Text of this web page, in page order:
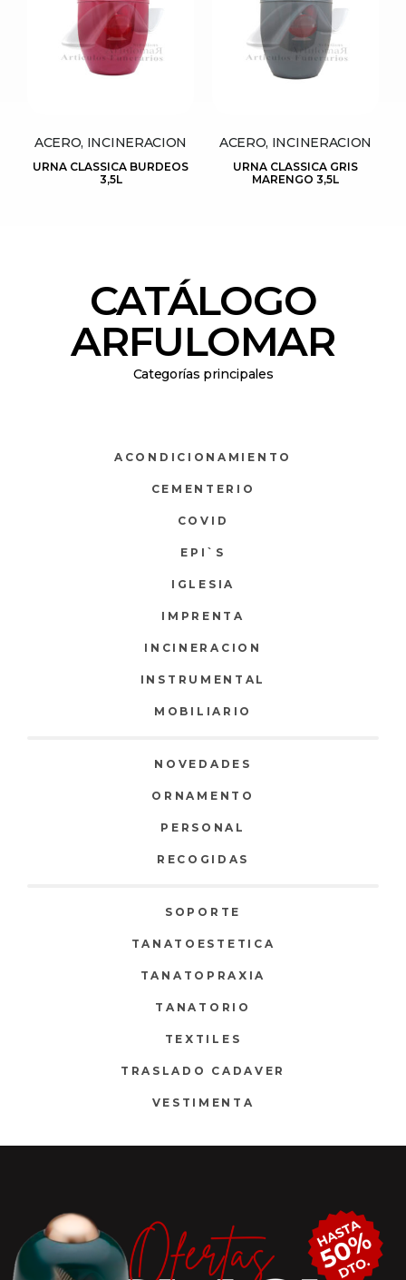
ACERO, INCINERACION
URNA CLASSICA BURDEOS
3,5L
ACERO, INCINERACION
URNA CLASSICA GRIS
MARENGO 3,5L
CATÁLOGO
ARFULOMAR
Categorías principales
ACONDICIONAMIENTO
CEMENTERIO
COVID
EPI`S
IGLESIA
IMPRENTA
INCINERACION
INSTRUMENTAL
MOBILIARIO
NOVEDADES
ORNAMENTO
PERSONAL
RECOGIDAS
SOPORTE
TANATOESTETICA
TANATOPRAXIA
TANATORIO
TEXTILES
TRASLADO CADAVER
VESTIMENTA